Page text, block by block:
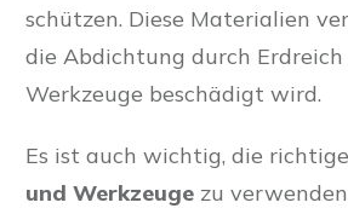
schützen. Diese Materialien
die Abdichtung durch Erdreich
Werkzeuge beschädigt wird.
Es ist auch wichtig, die
und Werkzeuge zu